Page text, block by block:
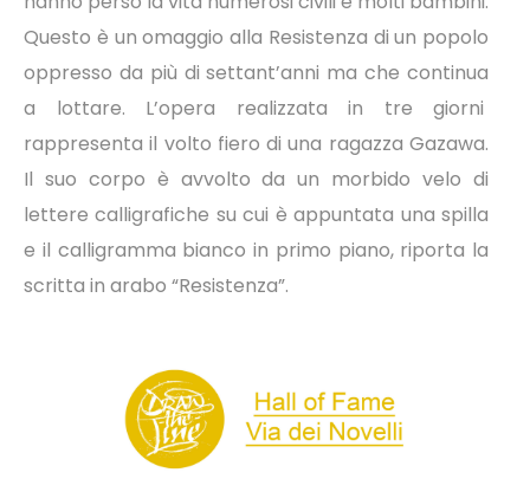
Questo è un omaggio alla Resistenza di un popolo
oppresso da più di settant’anni ma che continua
a lottare. L’opera realizzata in tre giorni
rappresenta il volto fiero di una ragazza Gazawa.
Il suo corpo è avvolto da un morbido velo di
lettere calligrafiche su cui è appuntata una spilla
e il calligramma bianco in primo piano, riporta la
scritta in arabo “Resistenza”.